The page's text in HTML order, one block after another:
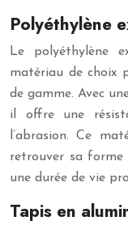
Polyéthylène
Le polyéthylène
matériau de choix
de gamme. Avec
il offre une
l’abrasion. Ce
retrouver sa forme
une durée de vie
Tapis en